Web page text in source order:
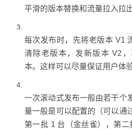
每次发布时，先将老版本 V1
清除老版本，发新版本 V2
一次滚动式发布一般由若干个
量一般是可以配置的（可以通
第一批 1 台（金丝雀），第二